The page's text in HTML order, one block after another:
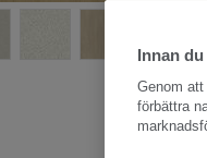
Hela
Innan
Genom
förbättra